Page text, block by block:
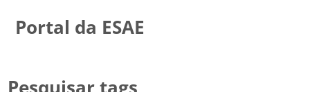
Portal da ESAE